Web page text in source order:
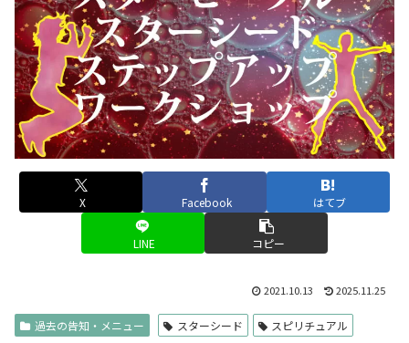
X Facebook はてブ
LINE コピー
2021.10.13 2025.11.25
過去の告知・メニュー スターシード スピリチュアル